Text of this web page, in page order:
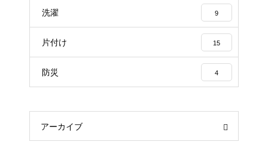
洗濯 9
片付け 15
防災 4
アーカイブ